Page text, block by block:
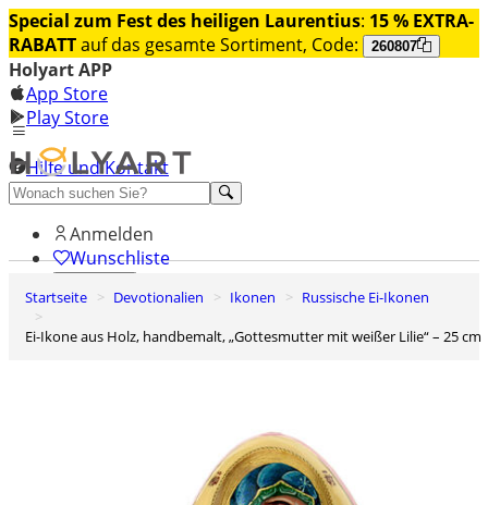
Special zum Fest des heiligen Laurentius: 15 % EXTRA-
RABATTauf das gesamte Sortiment, Code: 260807
Holyart APP
App Store
Play Store
Hilfe und Kontakt
Entdecken Sie Premium
Anmelden
Wunschliste
0
Startseite Devotionalien Ikonen
Russische Ei-Ikonen
Ei-Ikone aus Holz, handbemalt, „Gottesmutter mit weißer Lilie“ – 25 cm